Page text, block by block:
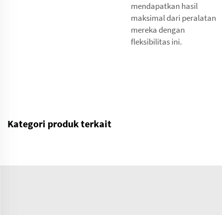
mendapatkan hasil
maksimal dari peralatan
mereka dengan
fleksibilitas ini.
Kategori produk terkait